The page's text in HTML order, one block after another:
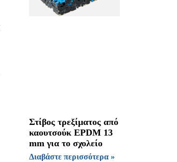
Στίβος τρεξίματος από
καουτσούκ EPDM 13
mm για το σχολείο
Διαβάστε περισσότερα »